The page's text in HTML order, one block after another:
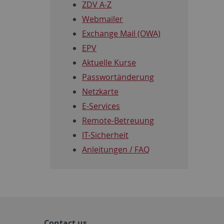
ZDV A-Z
Webmailer
Exchange Mail (OWA)
EPV
Aktuelle Kurse
Passwortänderung
Netzkarte
E-Services
Remote-Betreuung
IT-Sicherheit
Anleitungen / FAQ